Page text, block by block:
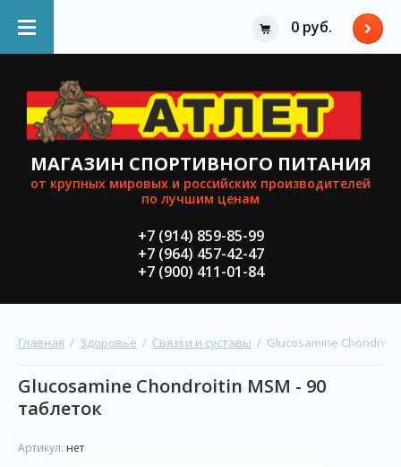
0 руб.
МАГАЗИН СПОРТИВНОГО ПИТАНИЯ
от крупных мировыx и российских производителей
по лучшим ценам
+7 (914) 859-85-99
+7 (964) 457-42-47
+7 (900) 411-01-84
Главная
  /
Здоровье
  /
Связки и суставы
/  Glucosamine
Glucosamine Chondroitin MSM - 90
таблеток
Артикул: нет